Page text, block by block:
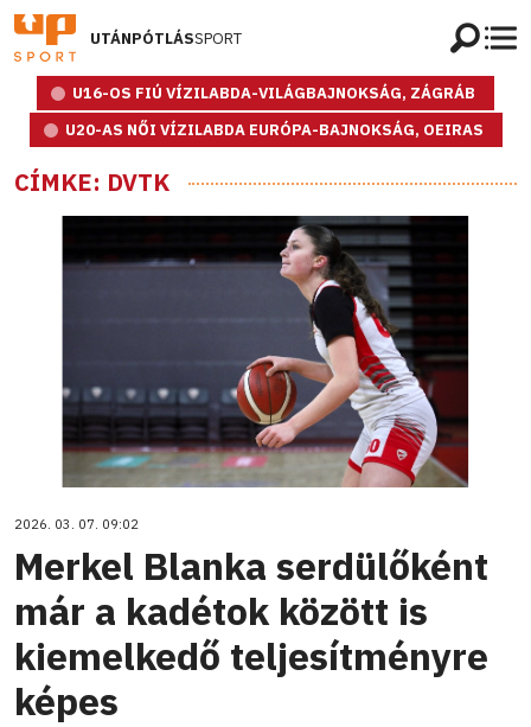
UTÁNPÓTLÁSSPORT
U16-OS FIÚ VÍZILABDA-VILÁGBAJNOKSÁG, ZÁGRÁB
U20-AS NŐI VÍZILABDA EURÓPA-BAJNOKSÁG, OEIRAS
CÍMKE: DVTK
2026. 03. 07. 09:02
Merkel Blanka serdülőként
már a kadétok között is
kiemelkedő teljesítményre
képes